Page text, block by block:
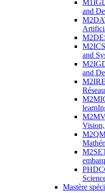
and
and
and
Mastère